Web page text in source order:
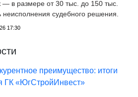
— в размере от 30 тыс. до 150 тыс.
судебного решения.
17:30